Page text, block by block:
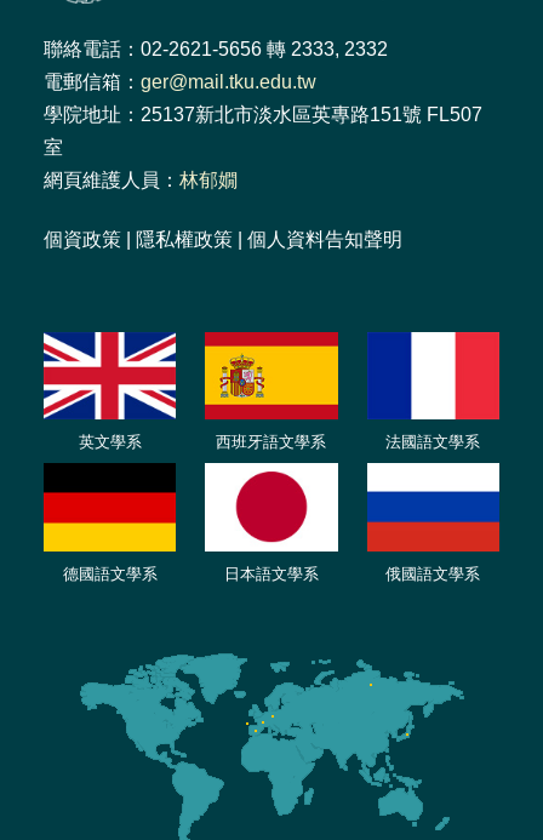
聯絡電話：02-2621-5656 轉 2333, 2332
電郵信箱： ger@mail.tku.edu.tw
學院地址：25137新北市淡水區英專路151號 FL507
室
網頁維護人員： 林郁嫺
個資政策 隱私權政策 個人資料告知聲明
英文學系 西班牙語文學系 法國語文學系
德國語文學系 日本語文學系 俄國語文學系